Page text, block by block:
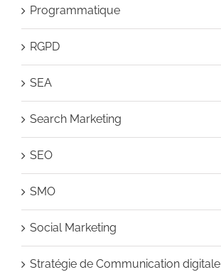
Programmatique
RGPD
SEA
Search Marketing
SEO
SMO
Social Marketing
Stratégie de Communication digitale